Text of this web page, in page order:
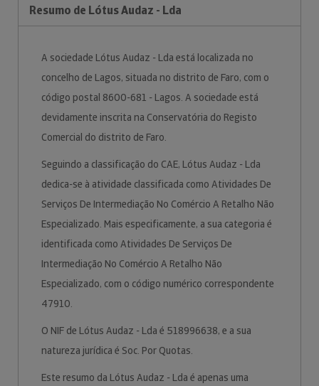
Resumo de Lótus Audaz - Lda
A sociedade Lótus Audaz - Lda está localizada no
concelho de Lagos, situada no distrito de Faro, com o
código postal 8600-681 - Lagos. A sociedade está
devidamente inscrita na Conservatória do Registo
Comercial do distrito de Faro.
Seguindo a classificação do CAE, Lótus Audaz - Lda
dedica-se à atividade classificada como Atividades De
Serviços De Intermediação No Comércio A Retalho Não
Especializado. Mais especificamente, a sua categoria é
identificada como Atividades De Serviços De
Intermediação No Comércio A Retalho Não
Especializado, com o código numérico correspondente
47910.
O NIF de Lótus Audaz - Lda é 518996638, e a sua
natureza jurídica é Soc. Por Quotas.
Este resumo da Lótus Audaz - Lda é apenas uma